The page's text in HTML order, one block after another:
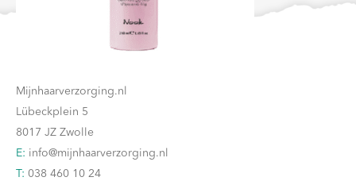
Mijnhaarverzorging.nl
Lübeckplein 5
8017 JZ Zwolle
E: info@mijnhaarverzorging.nl
T: 038 460 10 24